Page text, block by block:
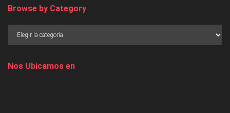
Browse by Category
Nos Ubicamos en